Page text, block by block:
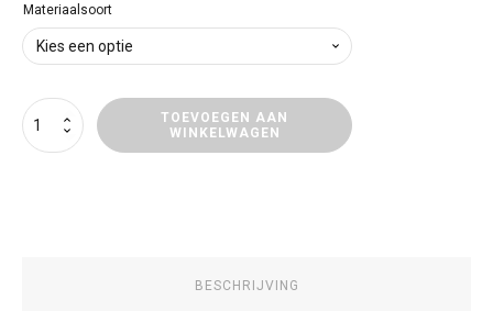
Materiaalsoort
Vloerpanelen
Ford
TOEVOEGEN AAN
WINKELWAGEN
BESCHRIJVING